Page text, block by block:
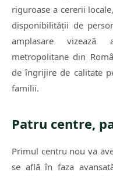
riguroase a cererii
disponibilității de
amplasare vizează
metropolitane din
de îngrijire de calitate
familii.
Patru centre,
Primul centru nou va
se află în faza